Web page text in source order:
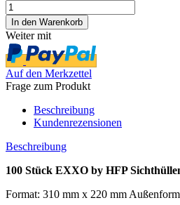
Weiter mit
Auf den Merkzettel
Frage zum Produkt
Beschreibung
Kundenrezensionen
Beschreibung
100 Stück EXXO by HFP
Format: 310 mm x 220 mm